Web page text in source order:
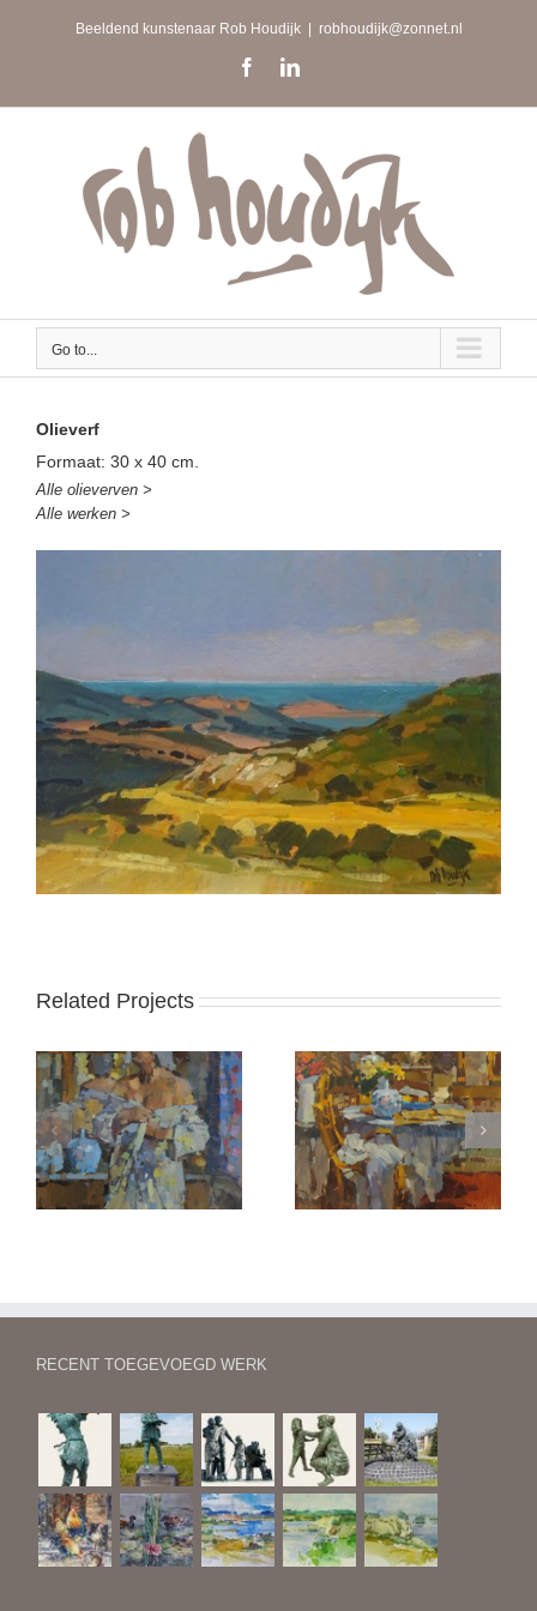
Beeldend kunstenaar Rob Houdijk robhoudijk@zonnet.nl
FacebookLinkedIn
Go to...
Olieverf
Formaat: 30 x 40 cm.
Alle olieverven >
Alle werken >
Related Projects
Atelierhoek Beeldhouwers-atelier
RECENT TOEGEVOEGD WERK